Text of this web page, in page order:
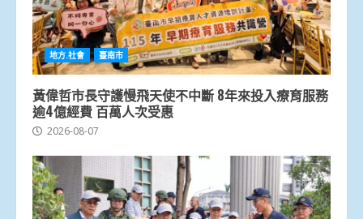
地方.社會 臺南市
黃偉哲市長守護慢飛天使不中斷 8年來投入療育服務
逾4億經費 百萬人次受惠
2026-08-07